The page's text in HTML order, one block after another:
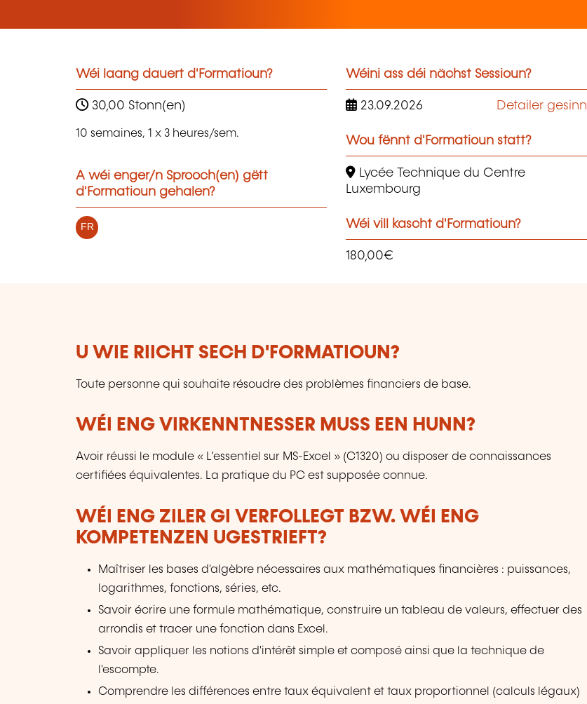
Wéi laang dauert d'Formatioun?
30,00 Stonn(en)
10 semaines, 1 x 3 heures/sem.
A wéi enger/n Sprooch(en) gëtt
d'Formatioun gehalen?
FR
Wéini ass déi nächst Sessioun?
23.09.2026 Detailer gesinn
Wou fënnt d'Formatioun statt?
Lycée Technique du Centre
Luxembourg
Wéi vill kascht d'Formatioun?
180,00€
U WIE RIICHT SECH D'FORMATIOUN?
Toute personne qui souhaite résoudre des problèmes financiers de base.
WÉI ENG VIRKENNTNESSER MUSS EEN HUNN?
Avoir réussi le module « L’essentiel sur MS-Excel » (C1320) ou disposer de connaissances
certifiées équivalentes. La pratique du PC est supposée connue.
WÉI ENG ZILER GI VERFOLLEGT BZW. WÉI ENG
KOMPETENZEN UGESTRIEFT?
Maîtriser les bases d'algèbre nécessaires aux mathématiques financières : puissances,
logarithmes, fonctions, séries, etc.
Savoir écrire une formule mathématique, construire un tableau de valeurs, effectuer des
arrondis et tracer une fonction dans Excel.
Savoir appliquer les notions d'intérêt simple et composé ainsi que la technique de
l'escompte.
Comprendre les différences entre taux équivalent et taux proportionnel (calculs légaux)